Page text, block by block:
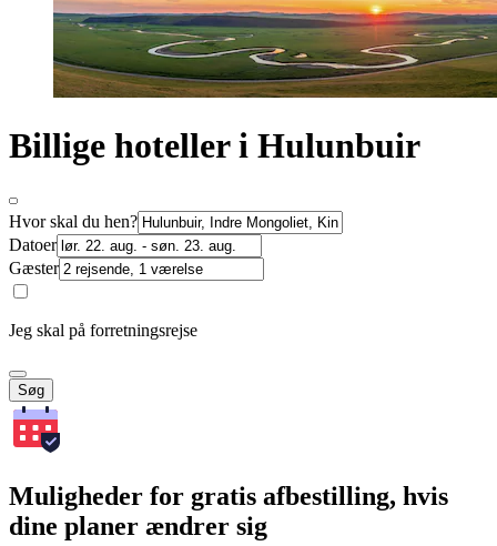
Billige hoteller i Hulunbuir
Hvor skal du hen?
Datoer
Gæster
Jeg skal på forretningsrejse
Søg
Muligheder for gratis afbestilling, hvis
dine planer ændrer sig